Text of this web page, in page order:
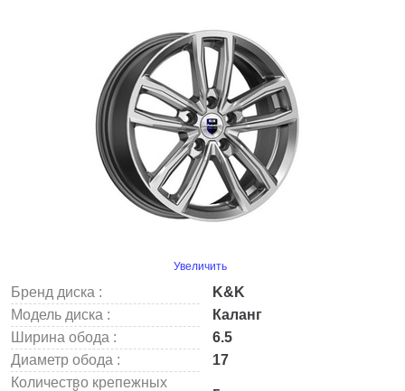
Увеличить
Бренд диска :
K&K
Модель диска :
Каланг
Ширина обода :
6.5
Диаметр обода :
17
Количество крепежных